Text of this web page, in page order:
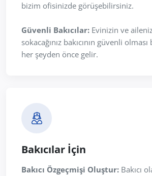
bizim ofisinizde görüşebilirsiniz.
Güvenli Bakıcılar: Evinizin ve
sokacağınız bakıcının güvenli
her şeyden önce gelir.
Bakıcılar İçin
Bakıcı Özgeçmişi Oluştur: Bakıcı